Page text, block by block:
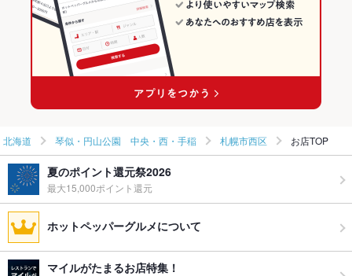
お祝い・サ
プライズ対
可
あり
－
札幌市西区のイタリアン・フレンチランキング
札幌市西区のイタリアンランキング
北海道 琴似・円山公園 中央・西・手稲 札幌市西区 お店TOP
夏のポイント還元祭2026
最大15,000ポイント還元
ホットペッパーグルメについて
マイルがたまるお店特集！